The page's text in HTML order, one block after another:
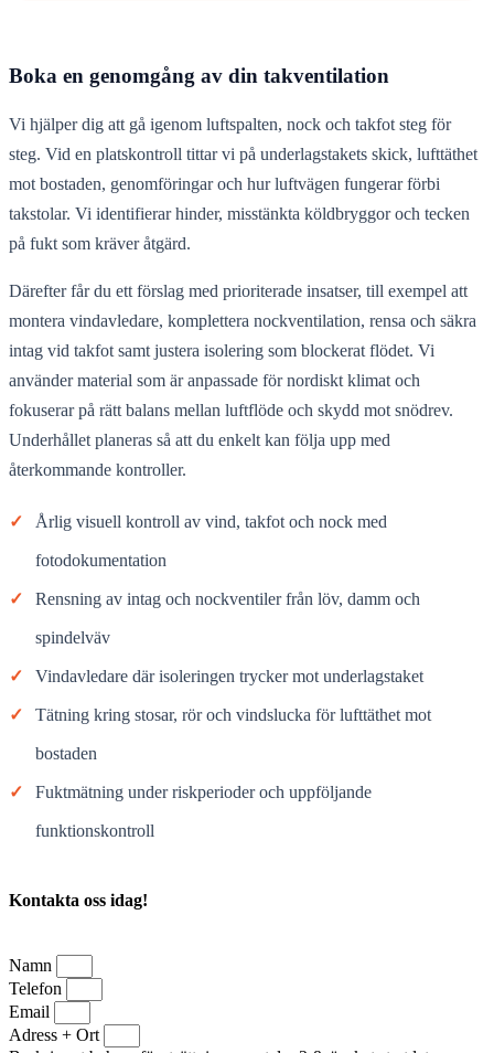
Boka en genomgång av din takventilation
Vi hjälper dig att gå igenom luftspalten, nock och takfot steg för
steg. Vid en platskontroll tittar vi på underlagstakets skick, lufttäthet
mot bostaden, genomföringar och hur luftvägen fungerar förbi
takstolar. Vi identifierar hinder, misstänkta köldbryggor och tecken
på fukt som kräver åtgärd.
Därefter får du ett förslag med prioriterade insatser, till exempel att
montera vindavledare, komplettera nockventilation, rensa och säkra
intag vid takfot samt justera isolering som blockerat flödet. Vi
använder material som är anpassade för nordiskt klimat och
fokuserar på rätt balans mellan luftflöde och skydd mot snödrev.
Underhållet planeras så att du enkelt kan följa upp med
återkommande kontroller.
✓ Årlig visuell kontroll av vind, takfot och nock med
fotodokumentation
✓ Rensning av intag och nockventiler från löv, damm och
spindelväv
✓ Vindavledare där isoleringen trycker mot underlagstaket
✓ Tätning kring stosar, rör och vindslucka för lufttäthet mot
bostaden
✓ Fuktmätning under riskperioder och uppföljande
funktionskontroll
Kontakta oss idag!
Namn
Telefon
Email
Adress + Ort